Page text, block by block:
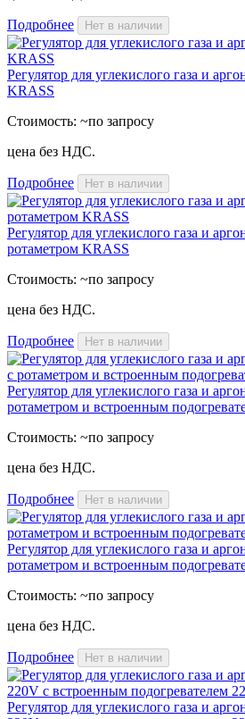
Подробнее Нет в наличии
Регулятор для углекислого газа и
KRASS
Стоимость: ~по запросу
цена без НДС.
Подробнее Нет в наличии
Регулятор для углекислого газа и
ротаметром KRASS
Стоимость: ~по запросу
цена без НДС.
Подробнее Нет в наличии
Регулятор для углекислого газа и
ротаметром и встроенным
Стоимость: ~по запросу
цена без НДС.
Подробнее Нет в наличии
Регулятор для углекислого газа и
ротаметром и встроенным
Стоимость: ~по запросу
цена без НДС.
Подробнее Нет в наличии
Регулятор для углекислого газа и